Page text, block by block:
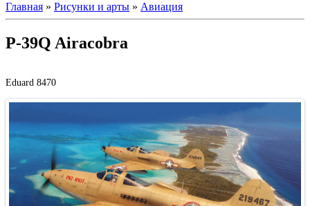
Главная » Рисунки и арты » Авиация
P-39Q Airacobra
Eduard 8470